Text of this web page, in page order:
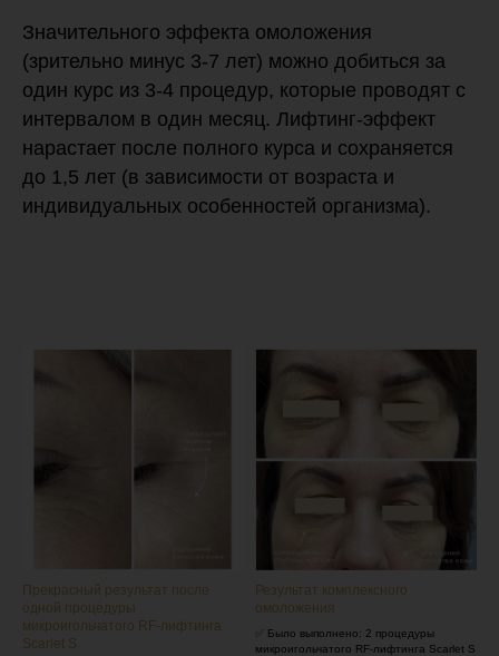
Значительного эффекта омоложения
(зрительно минус 3-7 лет) можно добиться за
один курс из 3-4 процедур, которые проводят с
интервалом в один месяц. Лифтинг-эффект
нарастает после полного курса и сохраняется
до 1,5 лет (в зависимости от возраста и
индивидуальных особенностей организма).
Прекрасный результат после
одной процедуры
микроигольчатого RF-лифтинга
Scarlet S
Результат комплексного
омоложения
✅ Было выполнено: 2 процедуры
микроигольчатого RF-лифтинга Scarlet S